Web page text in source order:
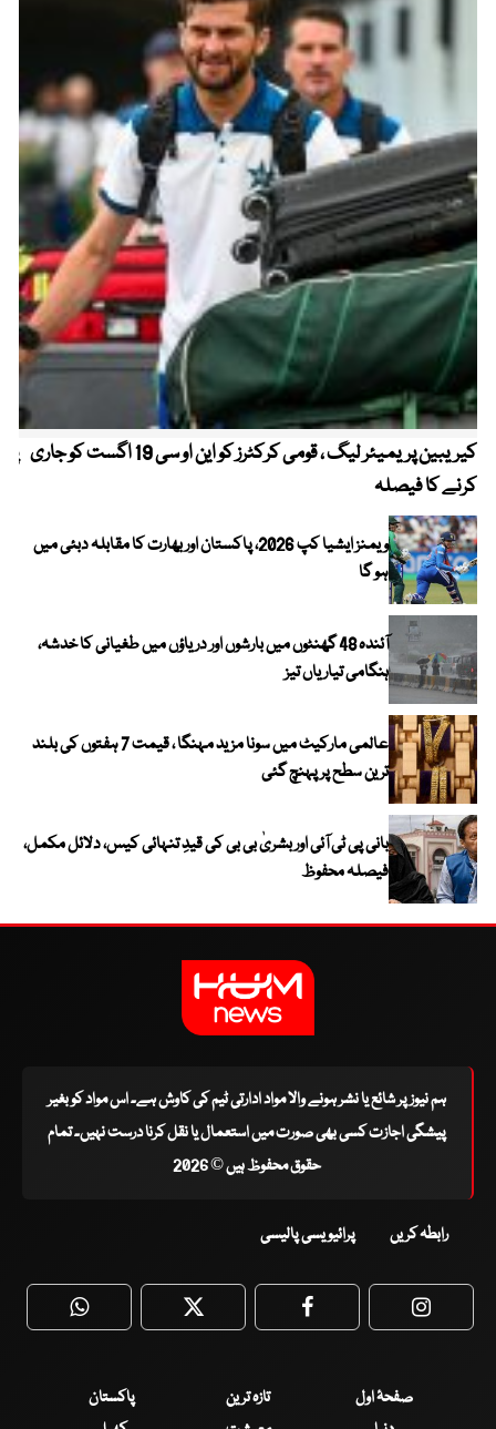
کیریبین پریمیئر لیگ ، قومی کرکٹرز کو این او سی 19 اگست کو جاری
کرنے کا فیصلہ
ویمنز ایشیا کپ 2026، پاکستان اور بھارت کا مقابلہ دبئی میں
ہو گا
آئندہ 48 گھنٹوں میں بارشوں اور دریاؤں میں طغیانی کا خدشہ،
ہنگامی تیاریاں تیز
عالمی مارکیٹ میں سونا مزید مہنگا ، قیمت 7 ہفتوں کی بلند
ترین سطح پر پہنچ گئی
بانی پی ٹی آئی اور بشریٰ بی بی کی قیدِ تنہائی کیس، دلائل مکمل،
فیصلہ محفوظ
ہم نیوز پر شائع یا نشر ہونے والا مواد ادارتی ٹیم کی کاوش ہے۔ اس مواد کو بغیر
پیشگی اجازت کسی بھی صورت میں استعمال یا نقل کرنا درست نہیں۔ تمام
حقوق محفوظ ہیں © 2026
رابطہ کریں پرائیویسی پالیسی
WhatsApp Twitter Facebook
صفحۂ اول تازہ ترین
پاکستان